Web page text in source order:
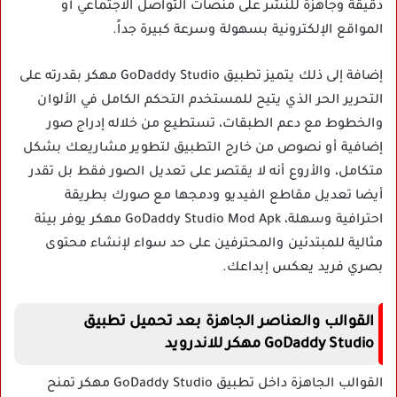
دقيقة وجاهزة للنشر على منصات التواصل الاجتماعي أو
المواقع الإلكترونية بسهولة وسرعة كبيرة جداً.
إضافة إلى ذلك يتميز تطبيق GoDaddy Studio مهكر بقدرته على
التحرير الحر الذي يتيح للمستخدم التحكم الكامل في الألوان
والخطوط مع دعم الطبقات، تستطيع من خلاله إدراج صور
إضافية أو نصوص من خارج التطبيق لتطوير مشاريعك بشكل
متكامل، والأروع أنه لا يقتصر على تعديل الصور فقط بل تقدر
أيضا تعديل مقاطع الفيديو ودمجها مع صورك بطريقة
احترافية وسهلة، GoDaddy Studio Mod Apk مهكر يوفر بيئة
مثالية للمبتدئين والمحترفين على حد سواء لإنشاء محتوى
بصري فريد يعكس إبداعك.
القوالب والعناصر الجاهزة بعد تحميل تطبيق
GoDaddy Studio مهكر للاندرويد
القوالب الجاهزة داخل تطبيق GoDaddy Studio مهكر تمنح